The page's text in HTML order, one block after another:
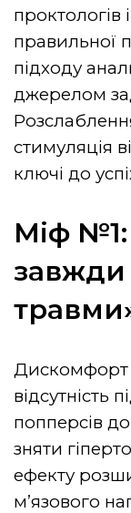
проктологів
правильної
підходу
джерелом
стимуляція
ключі до
Міф
завжди
Дискомфорт
відсутність
попперсів
зняти
ефекту
м’язового